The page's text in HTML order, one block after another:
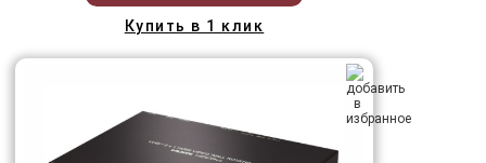
Купить в 1 клик